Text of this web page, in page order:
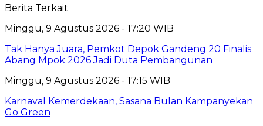
Berita Terkait
Minggu, 9 Agustus 2026 - 17:20 WIB
Tak Hanya Juara, Pemkot Depok Gandeng 20 Finalis
Abang Mpok 2026 Jadi Duta Pembangunan
Minggu, 9 Agustus 2026 - 17:15 WIB
Karnaval Kemerdekaan, Sasana Bulan Kampanyekan
Go Green